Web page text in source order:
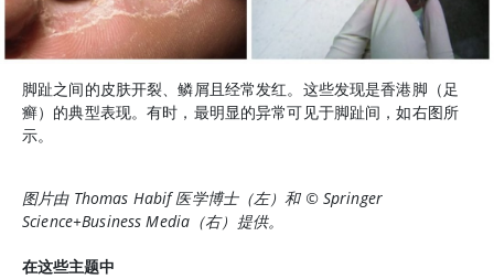
脚趾之间的皮肤开裂、鳞屑且经常发红。这些发现是香港脚（足
癣）的典型表现。有时，最明显的异常可见于脚趾间，如右图所
示。
图片由 Thomas Habif 医学博士（左）和 © Springer
Science+Business Media（右）提供。
在这些主题中